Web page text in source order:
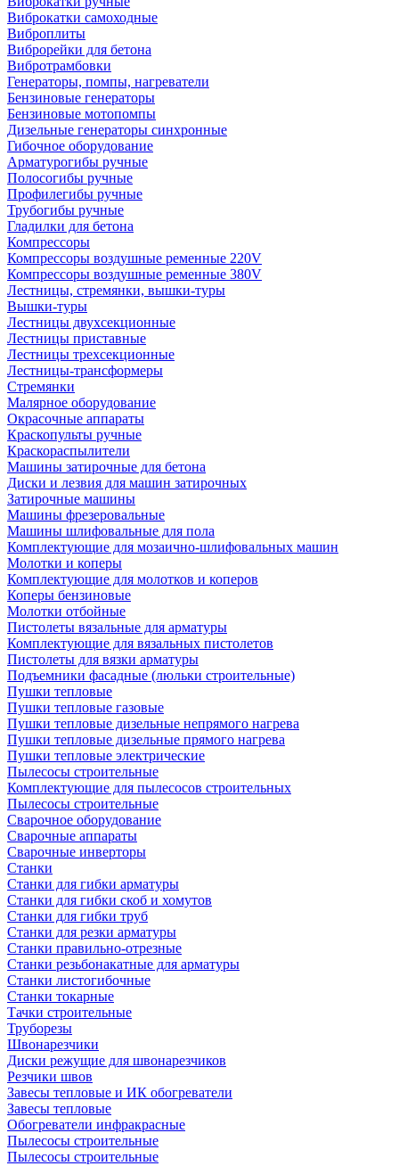
Виброкатки самоходные
Виброплиты
Виброрейки для бетона
Вибротрамбовки
Генераторы, помпы, нагреватели
Бензиновые генераторы
Бензиновые мотопомпы
Дизельные генераторы синхронные
Гибочное оборудование
Арматурогибы ручные
Полосогибы ручные
Профилегибы ручные
Трубогибы ручные
Гладилки для бетона
Компрессоры
Компрессоры воздушные ременные 220V
Компрессоры воздушные ременные 380V
Лестницы, стремянки, вышки-туры
Вышки-туры
Лестницы двухсекционные
Лестницы приставные
Лестницы трехсекционные
Лестницы-трансформеры
Стремянки
Малярное оборудование
Окрасочные аппараты
Краскопульты ручные
Краскораспылители
Машины затирочные для бетона
Диски и лезвия для машин затирочных
Затирочные машины
Машины фрезеровальные
Машины шлифовальные для пола
Комплектующие для мозаично-шлифовальных машин
Молотки и коперы
Комплектующие для молотков и коперов
Коперы бензиновые
Молотки отбойные
Пистолеты вязальные для арматуры
Комплектующие для вязальных пистолетов
Пистолеты для вязки арматуры
Подъемники фасадные (люльки строительные)
Пушки тепловые
Пушки тепловые газовые
Пушки тепловые дизельные непрямого нагрева
Пушки тепловые дизельные прямого нагрева
Пушки тепловые электрические
Пылесосы строительные
Комплектующие для пылесосов строительных
Пылесосы строительные
Сварочное оборудование
Сварочные аппараты
Сварочные инверторы
Станки
Станки для гибки арматуры
Станки для гибки скоб и хомутов
Станки для гибки труб
Станки для резки арматуры
Станки правильно-отрезные
Станки резьбонакатные для арматуры
Станки листогибочные
Станки токарные
Тачки строительные
Труборезы
Швонарезчики
Диски режущие для швонарезчиков
Резчики швов
Завесы тепловые и ИК обогреватели
Завесы тепловые
Обогреватели инфракрасные
Пылесосы строительные
Пылесосы строительные